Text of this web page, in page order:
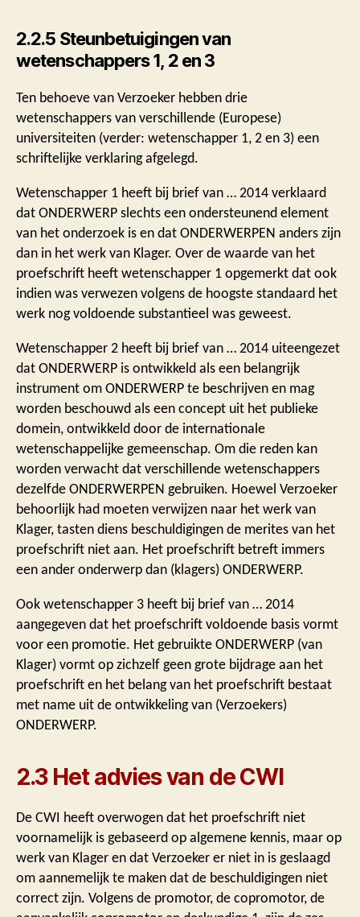
2.2.5 Steunbetuigingen van
wetenschappers 1, 2 en 3
Ten behoeve van Verzoeker hebben drie
wetenschappers van verschillende (Europese)
universiteiten (verder: wetenschapper 1, 2 en 3) een
schriftelijke verklaring afgelegd.
Wetenschapper 1 heeft bij brief van … 2014 verklaard
dat ONDERWERP slechts een ondersteunend element
van het onderzoek is en dat ONDERWERPEN anders zijn
dan in het werk van Klager. Over de waarde van het
proefschrift heeft wetenschapper 1 opgemerkt dat ook
indien was verwezen volgens de hoogste standaard het
werk nog voldoende substantieel was geweest.
Wetenschapper 2 heeft bij brief van … 2014 uiteengezet
dat ONDERWERP is ontwikkeld als een belangrijk
instrument om ONDERWERP te beschrijven en mag
worden beschouwd als een concept uit het publieke
domein, ontwikkeld door de internationale
wetenschappelijke gemeenschap. Om die reden kan
worden verwacht dat verschillende wetenschappers
dezelfde ONDERWERPEN gebruiken. Hoewel Verzoeker
behoorlijk had moeten verwijzen naar het werk van
Klager, tasten diens beschuldigingen de merites van het
proefschrift niet aan. Het proefschrift betreft immers
een ander onderwerp dan (klagers) ONDERWERP.
Ook wetenschapper 3 heeft bij brief van … 2014
aangegeven dat het proefschrift voldoende basis vormt
voor een promotie. Het gebruikte ONDERWERP (van
Klager) vormt op zichzelf geen grote bijdrage aan het
proefschrift en het belang van het proefschrift bestaat
met name uit de ontwikkeling van (Verzoekers)
ONDERWERP.
2.3 Het advies van de CWI
De CWI heeft overwogen dat het proefschrift niet
voornamelijk is gebaseerd op algemene kennis, maar op
werk van Klager en dat Verzoeker er niet in is geslaagd
om aannemelijk te maken dat de beschuldigingen niet
correct zijn. Volgens de promotor, de copromotor, de